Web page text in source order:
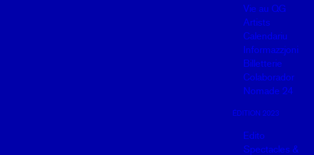
Vie au QG
Artists
Calendariu
Informazzjoni
Billetterie
Colaborador
Nomade 24
ÉDITION 2023
Edito
Spectacles &